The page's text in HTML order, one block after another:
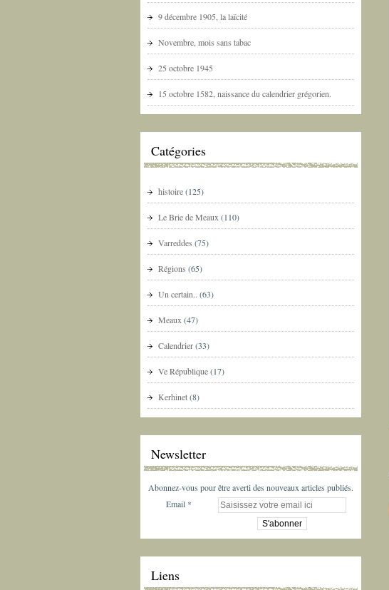
9 décembre 1905, la laïcité
Novembre, mois sans tabac
25 octobre 1945
15 octobre 1582, naissance du calendrier grégorien.
Catégories
histoire(125)
Le Brie de Meaux (110)
Varreddes (75)
Régions (65)
Un certain.. (63)
Meaux (47)
Calendrier(33)
Ve République(17)
Kerhinet(8)
Newsletter
Abonnez-vous pour être averti des nouveaux articles publiés.
Email
Liens